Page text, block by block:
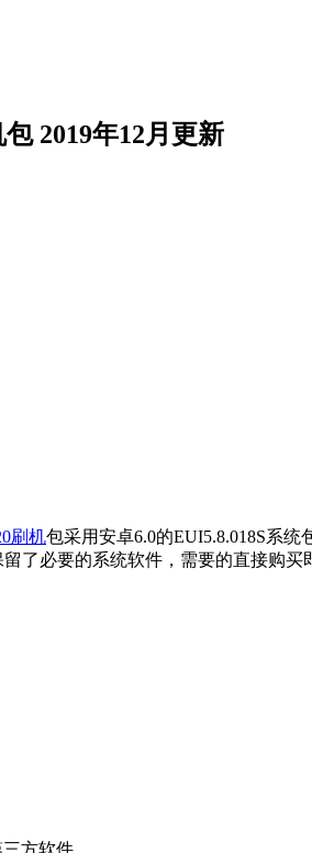
2019年12月更新
刷机包采用安卓6.0的EUI5.8.018S系
了必要的系统软件，需要的直接购买
方软件，